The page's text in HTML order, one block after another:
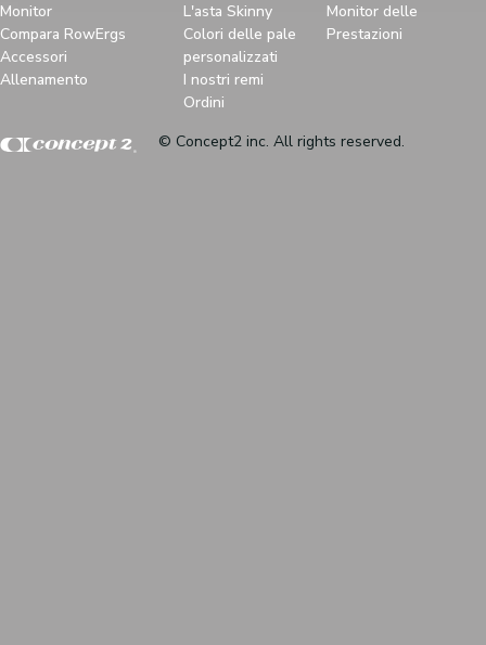
Monitor
Compara RowErgs
Accessori
Allenamento
L'asta Skinny
Colori delle pale
personalizzati
I nostri remi
Ordini
Monitor delle
Prestazioni
© Concept2 inc. All rights reserved.